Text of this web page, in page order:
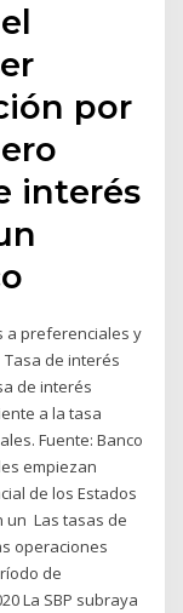
por
interés
a preferenciales y
de interés
de interés
a la tasa
Fuente: Banco
empiezan
de los Estados
un Las tasas de
operaciones
de
La SBP subraya